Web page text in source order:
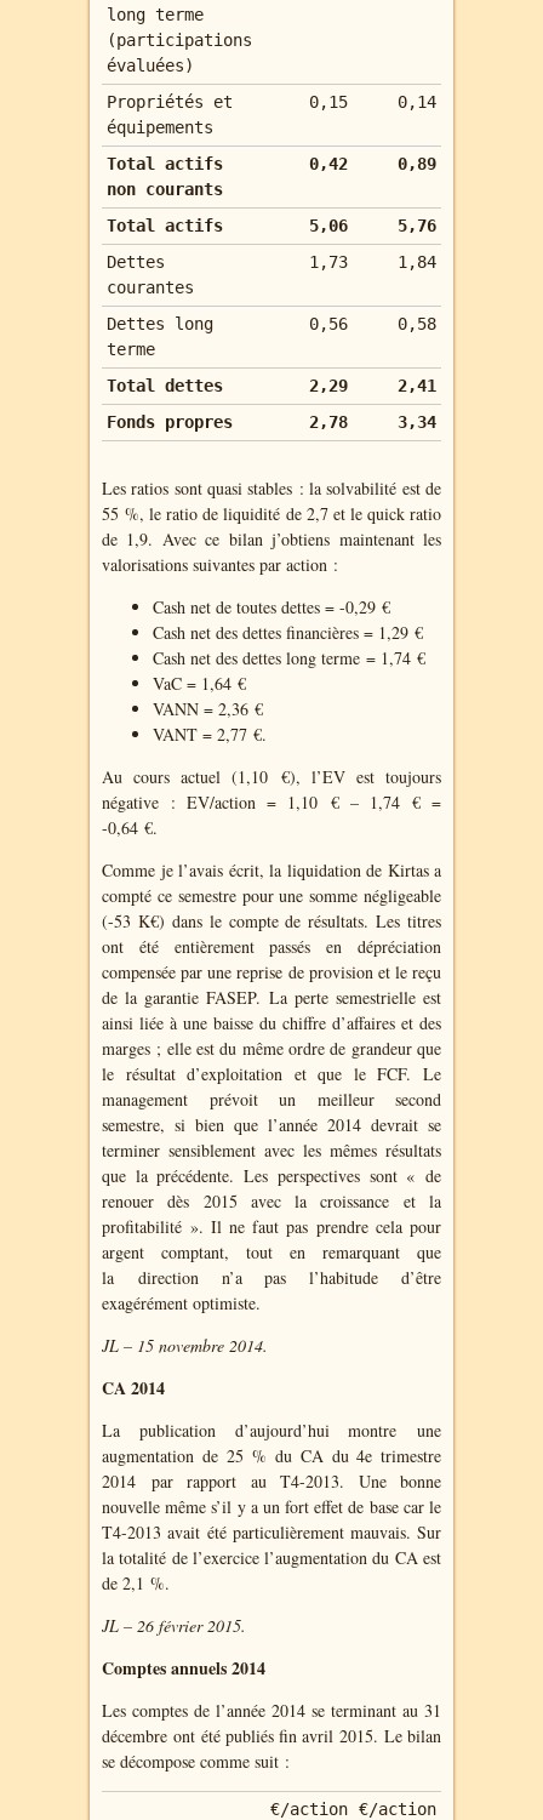
long terme
(participations
évaluées)
Propriétés et
équipements
0,15 0,14
Total actifs
non courants
0,42 0,89
Total actifs 5,06
5,76
Dettes
courantes
1,73 1,84
Dettes long
terme
0,56 0,58
Total dettes 2,29
2,41
Fonds propres
2,78 3,34
Les ratios sont quasi stables : la solvabilité est de
55 %, le ratio de liquidité de 2,7 et le quick ratio
de 1,9. Avec ce bilan j’obtiens maintenant les
valorisations suivantes par action :
Cash net de toutes dettes = -0,29 €
Cash net des dettes financières = 1,29 €
Cash net des dettes long terme = 1,74 €
VaC = 1,64 €
VANN = 2,36 €
VANT = 2,77 €.
Au cours actuel (1,10 €), l’EV est toujours
négative : EV/action = 1,10 € – 1,74 € =
-0,64 €.
Comme je l’avais écrit, la liquidation de Kirtas a
compté ce semestre pour une somme négligeable
(-53 K€) dans le compte de résultats. Les titres
ont été entièrement passés en dépréciation
compensée par une reprise de provision et le reçu
de la garantie FASEP. La perte semestrielle est
ainsi liée à une baisse du chiffre d’affaires et des
marges ; elle est du même ordre de grandeur que
le résultat d’exploitation et que le FCF. Le
management prévoit un meilleur second
semestre, si bien que l’année 2014 devrait se
terminer sensiblement avec les mêmes résultats
que la précédente. Les perspectives sont « de
renouer dès 2015 avec la croissance et la
profitabilité ». Il ne faut pas prendre cela pour
argent comptant, tout en remarquant que
la direction n’a pas l’habitude d’être
exagérément optimiste.
JL – 15 novembre 2014.
CA2014
La publication d’aujourd’hui montre une
augmentation de 25 % du CA du 4e trimestre
2014 par rapport au T4-2013. Une bonne
nouvelle même s’il y a un fort effet de base car le
T4-2013 avait été particulièrement mauvais. Sur
la totalité de l’exercice l’augmentation du CA est
de 2,1 %.
JL – 26 février 2015.
Comptes annuels 2014
Les comptes de l’année 2014 se terminant au 31
décembre ont été publiés fin avril 2015. Le bilan
se décompose comme suit :
€/action €/action